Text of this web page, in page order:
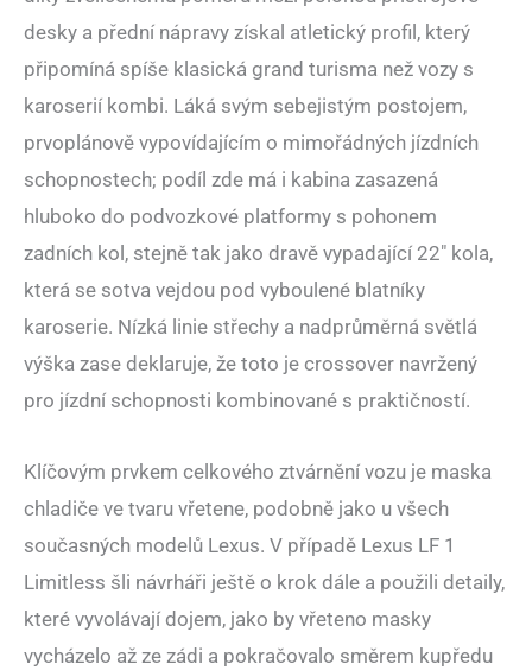
desky a přední nápravy získal atletický profil, který
připomíná spíše klasická grand turisma než vozy s
karoserií kombi. Láká svým sebejistým postojem,
prvoplánově vypovídajícím o mimořádných jízdních
schopnostech; podíl zde má i kabina zasazená
hluboko do podvozkové platformy s pohonem
zadních kol, stejně tak jako dravě vypadající 22″ kola,
která se sotva vejdou pod vyboulené blatníky
karoserie. Nízká linie střechy a nadprůměrná světlá
výška zase deklaruje, že toto je crossover navržený
pro jízdní schopnosti kombinované s praktičností.
Klíčovým prvkem celkového ztvárnění vozu je maska
chladiče ve tvaru vřetene, podobně jako u všech
současných modelů Lexus. V případě Lexus LF 1
Limitless šli návrháři ještě o krok dále a použili detaily,
které vyvolávají dojem, jako by vřeteno masky
vycházelo až ze zádi a pokračovalo směrem kupředu